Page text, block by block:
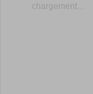
chargement…